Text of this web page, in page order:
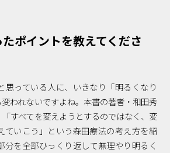
ポイントを教えてくださ
思っている人に、いきなり「明るくなり
われないですよね。本書の著者・和田秀
すべてを変えようとするのではなく、変
ていこう」という森田療法の考え方を紹
分を全部ひっくり返して無理やり明るく